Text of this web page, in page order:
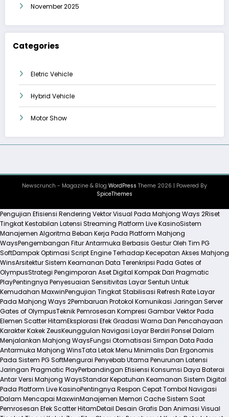
November 2025
Categories
Eletric Vehicle
Hybrid Vehicle
Motor Show
Newscrunch - Magazine & Blog WordPress Theme 2026 | Powered By
SpiceThemes
Pengujian Efisiensi Rendering Vektor Visual Pada Mahjong Ways 2Riset
Tingkat Kestabilan Latensi Streaming Platform Live KasinoSistem
Manajemen Algoritma Beban Kerja Pada Platform Mahjong
WaysPengembangan Fitur Antarmuka Berbasis Gestur Oleh Tim PG
SoftDampak Optimasi Script Engine Terhadap Kecepatan Akses Mahjong
WinsArsitektur Sistem Keamanan Data Terenkripsi Pada Gates of
OlympusStrategi Pengimporan Aset Digital Kompak Dari Pragmatic
PlayPentingnya Penyesuaian Sensitivitas Layar Sentuh Untuk
Kemudahan MaxwinPengujian Tingkat Stabilisasi Refresh Rate Layar
Pada Mahjong Ways 2Pembaruan Protokol Komunikasi Jaringan Server
Gates of OlympusTeknik Pemrosesan Kompresi Gambar Vektor Pada
Elemen Scatter HitamEksplorasi Efek Gradasi Warna Dan Pencahayaan
Karakter Kakek ZeusKeunggulan Navigasi Layar Berdiri Ponsel Dalam
Menjalankan Mahjong WaysFungsi Otomatisasi Simpan Data Pada
Antarmuka Mahjong WinsTata Letak Menu Minimalis Dan Ergonomis
Pada Sistem PG SoftMengurai Penyebab Utama Penurunan Latensi
Jaringan Pragmatic PlayPerbandingan Efisiensi Konsumsi Daya Baterai
Antar Versi Mahjong WaysStandar Kepatuhan Keamanan Sistem Digital
Pada Platform Live KasinoPentingnya Respon Cepat Tombol Navigasi
Dalam Mencapai MaxwinManajemen Memori Cache Sistem Saat
Pemrosesan Efek Scatter HitamDetail Desain Grafis Dan Animasi Visual